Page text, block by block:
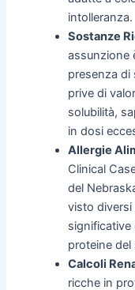
intolleranza.
Sostanze
assunzione
presenza di
prive di
solubilità,
in dosi
Allergie
Clinical
del
visto diversi
significative
proteine del
Calcoli
ricche in